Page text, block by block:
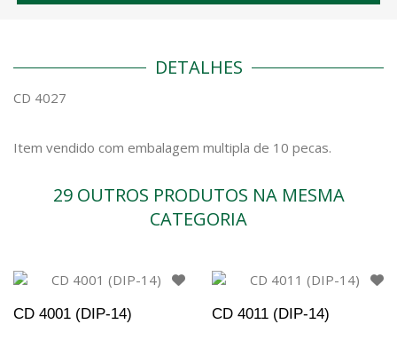
DETALHES
CD 4027
Item vendido com embalagem multipla de 10 pecas.
29 OUTROS PRODUTOS NA MESMA
CATEGORIA
CD 4001 (DIP-14) CD 4011 (DIP-14)